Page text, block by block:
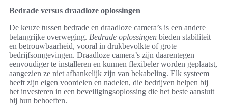
Bedrade versus draadloze oplossingen
De keuze tussen bedrade en draadloze camera’s is een andere
belangrijke overweging. Bedrade oplossingen bieden stabiliteit
en betrouwbaarheid, vooral in drukbevolkte of grote
bedrijfsomgevingen. Draadloze camera’s zijn daarentegen
eenvoudiger te installeren en kunnen flexibeler worden geplaatst,
aangezien ze niet afhankelijk zijn van bekabeling. Elk systeem
heeft zijn eigen voordelen en nadelen, die bedrijven helpen bij
het investeren in een beveiligingsoplossing die het beste aansluit
bij hun behoeften.